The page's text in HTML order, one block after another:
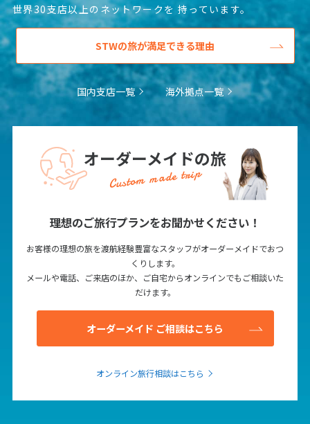
世界30支店以上のネットワークを 持っています。
STWの旅が満足できる理由
国内支店一覧 海外拠点一覧
オーダーメイドの旅
Custom made trip
理想のご旅行プランをお聞かせください！
お客様の理想の旅を渡航経験豊富なスタッフがオーダーメイドでおつ
くりします。
メールや電話、ご来店のほか、ご自宅からオンラインでもご相談いた
だけます。
オーダーメイド ご相談はこちら
オンライン旅行相談はこちら